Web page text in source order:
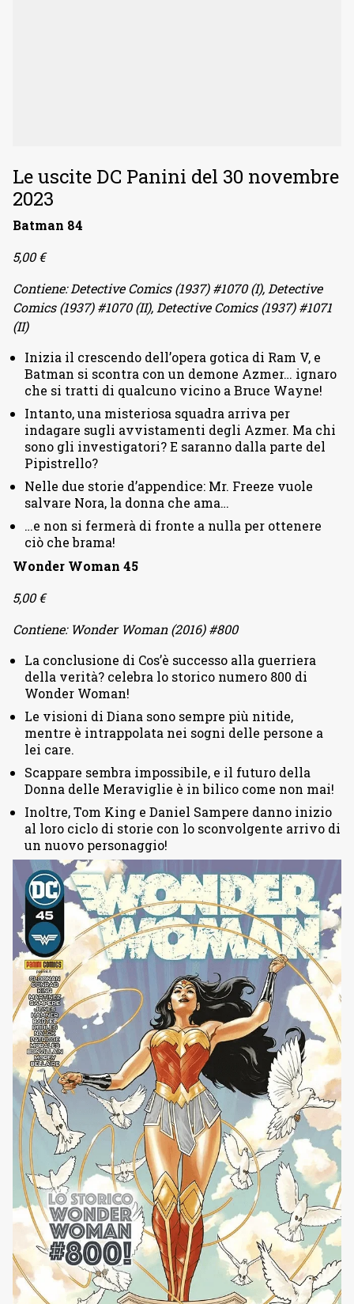
Le uscite DC Panini del 30 novembre
2023
Batman 84
5,00 €
Contiene: Detective Comics (1937) #1070 (I), Detective
Comics (1937) #1070 (II), Detective Comics (1937) #1071
(II)
Inizia il crescendo dell’opera gotica di Ram V, e
Batman si scontra con un demone Azmer… ignaro
che si tratti di qualcuno vicino a Bruce Wayne!
Intanto, una misteriosa squadra arriva per
indagare sugli avvistamenti degli Azmer. Ma chi
sono gli investigatori? E saranno dalla parte del
Pipistrello?
Nelle due storie d’appendice: Mr. Freeze vuole
salvare Nora, la donna che ama…
…e non si fermerà di fronte a nulla per ottenere
ciò che brama!
Wonder Woman 45
5,00 €
Contiene: Wonder Woman (2016) #800
La conclusione di Cos’è successo alla guerriera
della verità? celebra lo storico numero 800 di
Wonder Woman!
Le visioni di Diana sono sempre più nitide,
mentre è intrappolata nei sogni delle persone a
lei care.
Scappare sembra impossibile, e il futuro della
Donna delle Meraviglie è in bilico come non mai!
Inoltre, Tom King e Daniel Sampere danno inizio
al loro ciclo di storie con lo sconvolgente arrivo di
un nuovo personaggio!